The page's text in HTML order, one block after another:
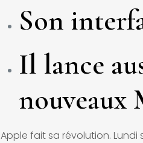
Son
Il lance
nouveaux
Apple fait sa révolution. Lundi